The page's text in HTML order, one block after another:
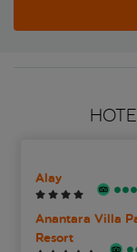
Alay
Anantara Villa
Resort